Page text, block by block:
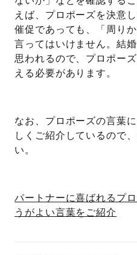
えば、プロポーズを決意
催促であっても、「周り
言ってはいけません。結
思われるので、プロポー
える必要があります。
なお、プロポーズの言葉
しくご紹介しているので
い。
パートナーに喜ばれるプ
うがよい言葉をご紹介